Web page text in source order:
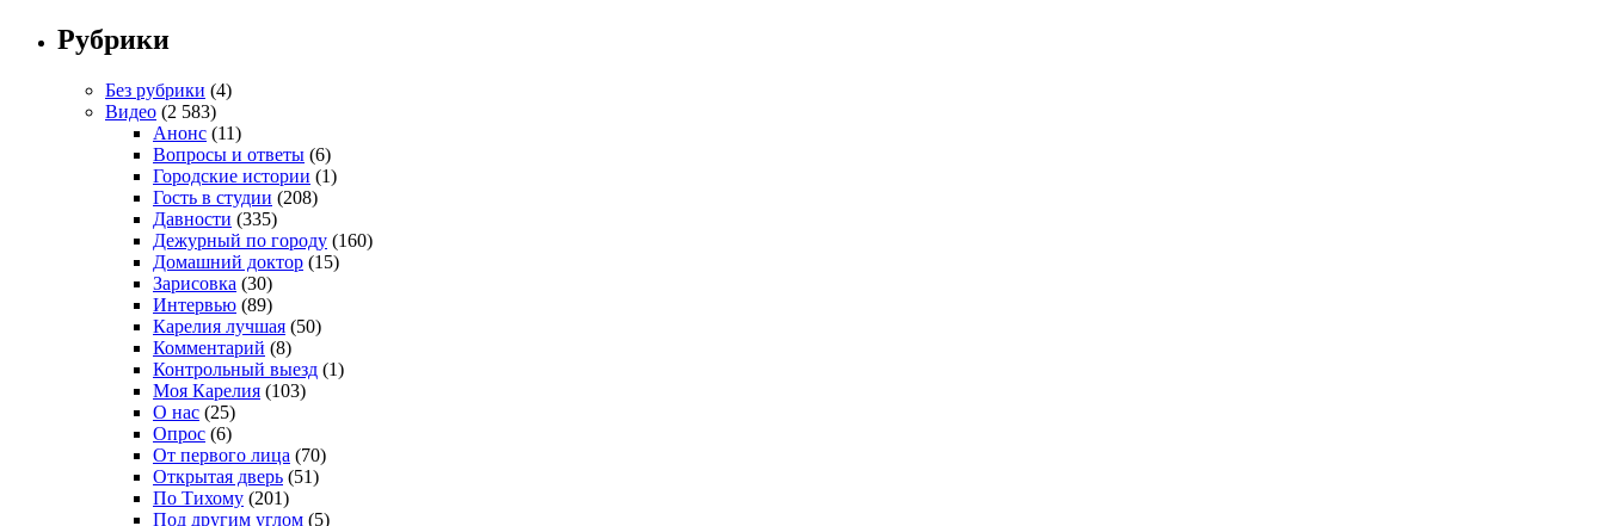
Рубрики
Без рубрики (4)
Видео (2 583)
Анонс (11)
Вопросы и ответы (6)
Городские истории (1)
Гость в студии (208)
Давности (335)
Дежурный по городу (160)
Домашний доктор (15)
Зарисовка (30)
Интервью (89)
Карелия лучшая (50)
Комментарий (8)
Контрольный выезд (1)
Моя Карелия (103)
О нас (25)
Опрос (6)
От первого лица (70)
Открытая дверь (51)
По Тихому (201)
Под другим углом (5)